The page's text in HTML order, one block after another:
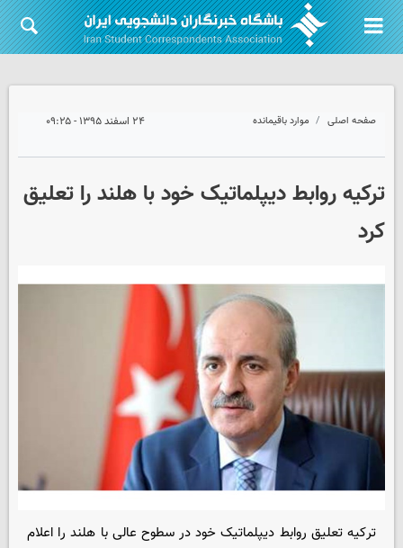
صفحه اصلی موارد باقیمانده ۲۴ اسفند ۱۳۹۵ - ۰۹:۲۵
ترکیه روابط دیپلماتیک خود با هلند را تعلیق
کرد
ترکیه تعلیق روابط دیپلماتیک خود در سطوح عالی با هلند را اعلام